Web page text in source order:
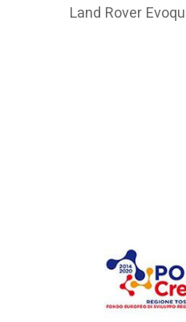
Land Rover